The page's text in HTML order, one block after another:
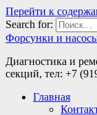
Перейти к
Search for:
Форсунки и
Диагностика и
секций, тел: +7
Главная